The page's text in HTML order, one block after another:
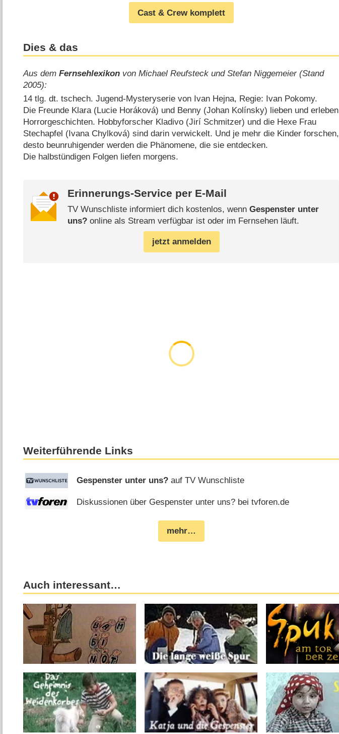
Cast & Crew komplett
Dies & das
Aus demFernsehlexikon von Michael Reufsteck und Stefan Niggemeier (Stand
2005):
14 tlg. dt. tschech. Jugend-Mysteryserie von Ivan Hejna, Regie: Ivan Pokomy.
Die Freunde Klara (Lucie Horáková) und Benny (Johan Kolínsky) lieben und erleben
Horrorgeschichten. Hobbyforscher Kladivo (Jirí Schmitzer) und die Hexe Frau
Stechapfel (Ivana Chylková) sind darin verwickelt. Und je mehr die Kinder forschen,
desto beunruhigender werden die Phänomene, die sie entdecken.
Die halbstündigen Folgen liefen morgens.
Erinnerungs-Service per E-Mail
TV Wunschliste informiert dich kostenlos, wenn Gespenster unter
uns?online als Stream verfügbar ist oder im Fernsehen läuft.
jetzt anmelden
Weiterführende Links
Gespenster unter uns? auf TV Wunschliste
Diskussionen über Gespenster unter uns? bei tvforen.de
mehr…
Auch interessant…